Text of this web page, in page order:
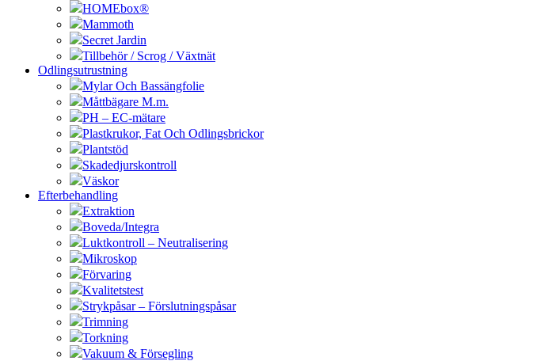
HOMEbox®
Mammoth
Secret Jardin
Tillbehör / Scrog / Växtnät
Odlingsutrustning
Mylar Och Bassängfolie
Måttbägare M.m.
PH – EC-mätare
Plastkrukor, Fat Och Odlingsbrickor
Plantstöd
Skadedjurskontroll
Väskor
Efterbehandling
Extraktion
Boveda/Integra
Luktkontroll – Neutralisering
Mikroskop
Förvaring
Kvalitetstest
Strykpåsar – Förslutningspåsar
Trimning
Torkning
Vakuum & Försegling